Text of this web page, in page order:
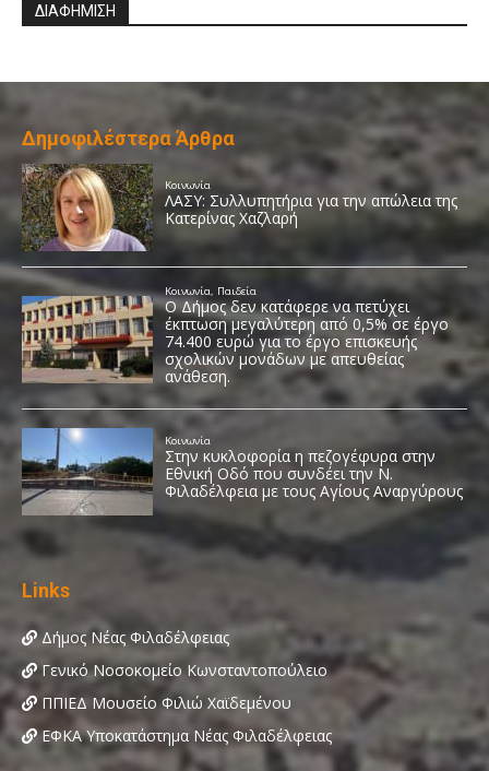
ΔΙΑΦΗΜΙΣΗ
Δημοφιλέστερα Άρθρα
Links
Δήμος Νέας Φιλαδέλφειας
Γενικό Νοσοκομείο Κωνσταντοπούλειο
ΠΠΙΕΔ Μουσείο Φιλιώ Χαϊδεμένου
ΕΦΚΑ Υποκατάστημα Νέας Φιλαδέλφειας